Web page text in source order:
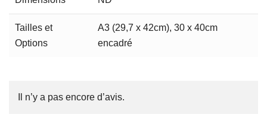
Tailles et
Options
A3 (29,7 x 42cm), 30 x 40cm
encadré
Il n’y a pas encore d’avis.